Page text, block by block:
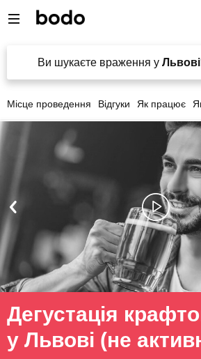
Ви шукаєте враження у Львові
Місце проведення Відгуки Як працює
Дегустація
у Львові (не